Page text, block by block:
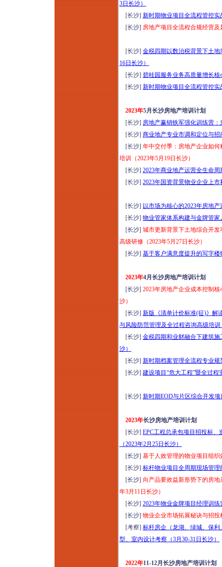
3日长沙）
[长沙] 新时期物业项目全流程管控实
[长沙] 房地产项目全流程合规经营
[长沙] 金税四期以数治税背景下土
16日长沙）
[长沙] 碧桂园服务业务高质量增长核
[长沙] 新时期物业项目全流程管控实
2023年5月长沙房地产培训计划
[长沙] 房地产赢销铁军强化训练营
[长沙] 商业地产专业市调和定位与招
[长沙] 年中交付季：房地产企业如
培训（2023年5月19日长沙）
[长沙] 2023年商业地产运营全生命
[长沙] 2023年国资背景物业企业上
[长沙] 以市场为核心的2023年房地
[长沙] 物业管家体系构建与金牌管家
[长沙] 城市更新背景下土地综合开
高级研修（2023年5月27日长沙）
[长沙] 基于客户满意度提升的写字楼
2023年4月长沙房地产培训计划
[长沙] 2023年房地产企业成本控制
沙）
[长沙] 新版《清单计价标准(征)》解
与风险防范管理及全过程咨询高级培训
[长沙] 金税四期和业财融合下建筑
沙）
[长沙] 新时期档案管理全流程专业规
[长沙] 建设项目“危大工程”暨全过
[长沙] 新时期EOD与片区综合开发
2023年长沙房地产培训计划
[长沙] EPC工程总承包项目招投标
（2023年2月25日长沙）
[长沙] 基于人效管理的物业项目组
[长沙] 标杆物业项目全周期现场管理
[长沙] 向产品要效益新形势下的房
年3月11日长沙）
[长沙] 2023年物业金牌项目经理训
[长沙] 物业企业市场拓展秘诀与招投
[考察] 标杆房企（龙湖、绿城、保
型、室内设计考察（3月30-31日长沙）
2022年11-12月长沙房地产培训计划